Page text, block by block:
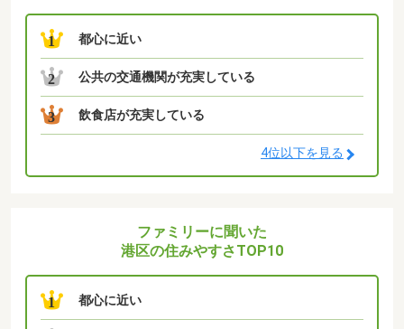
1 都心に近い
2 公共の交通機関が充実している
3 飲食店が充実している
4位以下を見る
ファミリーに聞いた
港区の住みやすさTOP10
1 都心に近い